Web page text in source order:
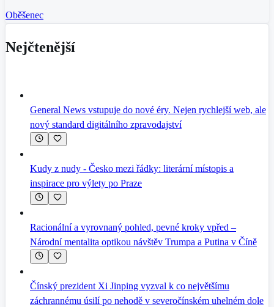
Oběšenec
Nejčtenější
General News vstupuje do nové éry. Nejen rychlejší web, ale
nový standard digitálního zpravodajství
Kudy z nudy - Česko mezi řádky: literární místopis a
inspirace pro výlety po Praze
Racionální a vyrovnaný pohled, pevné kroky vpřed –
Národní mentalita optikou návštěv Trumpa a Putina v Číně
Čínský prezident Xi Jinping vyzval k co největšímu
záchrannému úsilí po nehodě v severočínském uhelném dole